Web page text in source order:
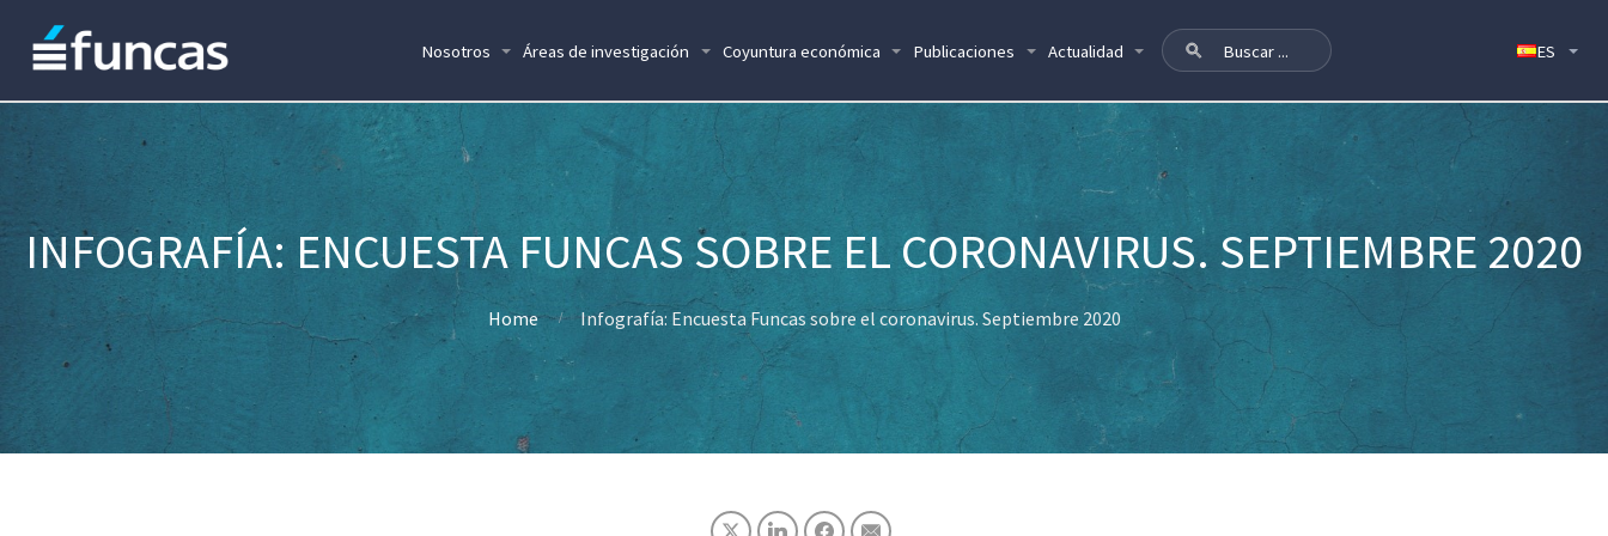
Nosotros Áreas de investigación Coyuntura económica Publicaciones Actualidad
INFOGRAFÍA: ENCUESTA FUNCAS SOBRE EL CORONAVIRUS. SEPTIEMBRE 2020
Home Infografía: Encuesta Funcas sobre el coronavirus. Septiembre 2020